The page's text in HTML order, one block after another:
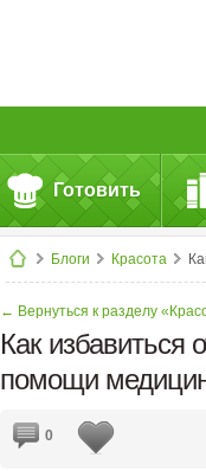
Готовить
Блоги Красота
← Вернуться к разделу
Как избавиться
помощи
0